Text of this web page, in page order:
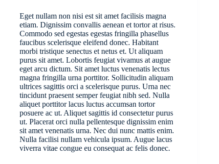
Eget nullam non nisi est sit amet facilisis magna
etiam. Dignissim convallis aenean et tortor at risus.
Commodo sed egestas egestas fringilla phasellus
faucibus scelerisque eleifend donec. Habitant
morbi tristique senectus et netus et. Ut aliquam
purus sit amet. Lobortis feugiat vivamus at augue
eget arcu dictum. Sit amet luctus venenatis lectus
magna fringilla urna porttitor. Sollicitudin aliquam
ultrices sagittis orci a scelerisque purus. Urna nec
tincidunt praesent semper feugiat nibh sed. Nulla
aliquet porttitor lacus luctus accumsan tortor
posuere ac ut. Aliquet sagittis id consectetur purus
ut. Placerat orci nulla pellentesque dignissim enim
sit amet venenatis urna. Nec dui nunc mattis enim.
Nulla facilisi nullam vehicula ipsum. Augue lacus
viverra vitae congue eu consequat ac felis donec.